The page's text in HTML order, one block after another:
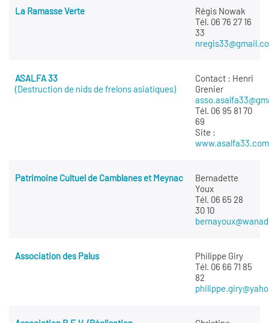
La Ramasse Verte
Régis Nowak
Tél. 06 76 27 16
33
ASALFA 33
(Destruction de nids de frelons asiatiques)
Contact : Henri
Grenier
Tél. 06 95 81 70
69
Site :
www.asalfa33.com
Patrimoine Cultuel de Camblanes et Meynac
Bernadette
Youx
Tél. 06 65 28
30 10
Association des Palus
Philippe Giry
Tél. 06 66 71 85
82